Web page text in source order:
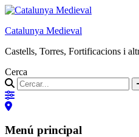
Catalunya Medieval
Castells, Torres, Fortificacions i
Cerca
Menú principal